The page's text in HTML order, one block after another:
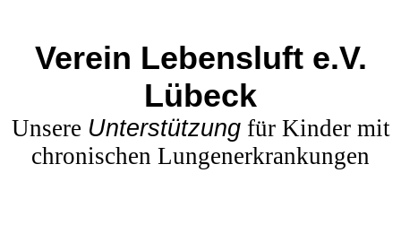
Verein Lebensluft e.V.
Lübeck
Unsere Unterstützung für Kinder mit
chronischen Lungenerkrankungen